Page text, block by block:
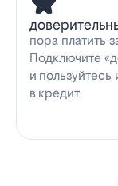
пора платить
Подключите
и
в кредит